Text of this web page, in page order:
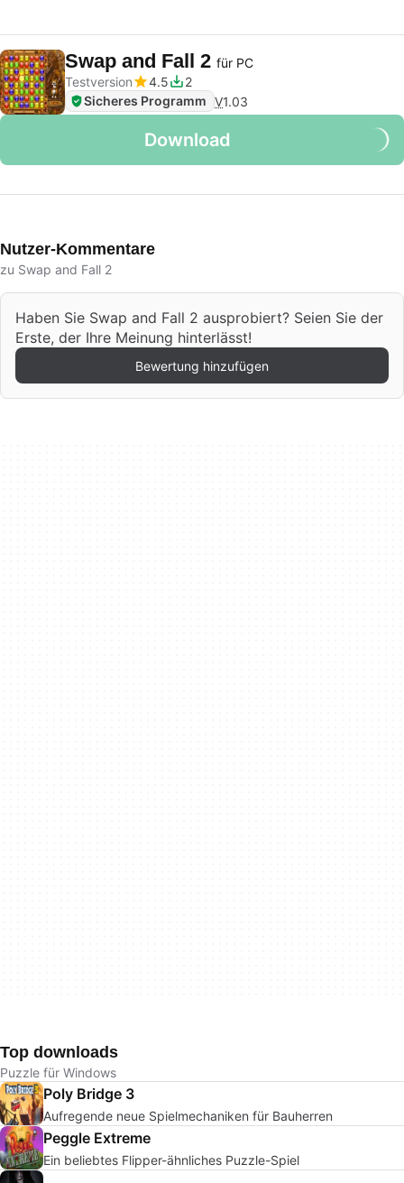
Swap and Fall 2 für PC
Testversion
4.5
2
Sicheres Programm V1.03
Download
Nutzer-Kommentare
zu Swap and Fall 2
Haben Sie Swap and Fall 2 ausprobiert? Seien Sie der
Erste, der Ihre Meinung hinterlässt!
Bewertung hinzufügen
Top downloads
Puzzle für Windows
Poly Bridge 3
Aufregende neue Spielmechaniken für Bauherren
Peggle Extreme
Ein beliebtes Flipper-ähnliches Puzzle-Spiel